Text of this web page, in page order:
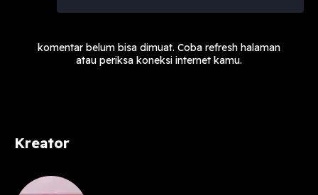
komentar belum bisa dimuat. Coba refresh halaman
atau periksa koneksi internet kamu.
Kreator